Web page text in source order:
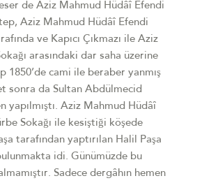
de Aziz Mahmud Hüdâî Efendi
Aziz Mahmud Hüdâî Efendi
ve Kapıcı Çıkmazı ile Aziz
arasındaki dar saha üzerine
1850’de cami ile beraber yanmış
sonra da Sultan Abdülmecid
yapılmıştı. Aziz Mahmud Hüdâî
Sokağı ile kesiştiği köşede
tarafından yaptırılan Halil Paşa
idi. Günümüzde bu
Sadece dergâhın hemen